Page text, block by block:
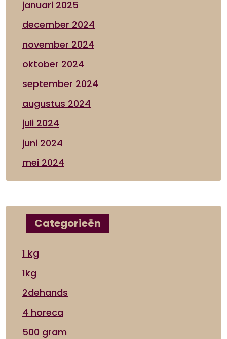
januari 2025
december 2024
november 2024
oktober 2024
september 2024
augustus 2024
juli 2024
juni 2024
mei 2024
Categorieën
1 kg
1kg
2dehands
4 horeca
500 gram